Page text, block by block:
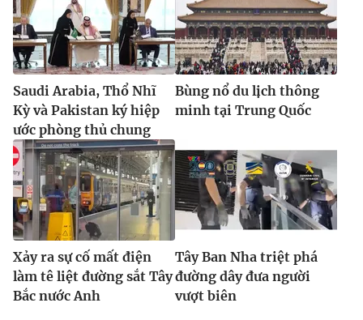
Saudi Arabia, Thổ Nhĩ
Kỳ và Pakistan ký hiệp
ước phòng thủ chung
Bùng nổ du lịch thông
minh tại Trung Quốc
Xảy ra sự cố mất điện
làm tê liệt đường sắt Tây
Bắc nước Anh
Tây Ban Nha triệt phá
đường dây đưa người
vượt biên